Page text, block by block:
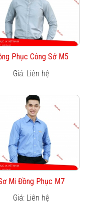
Phục Công Sở M5
Giá: Liên hệ
Mi Đồng Phục M7
Giá: Liên hệ